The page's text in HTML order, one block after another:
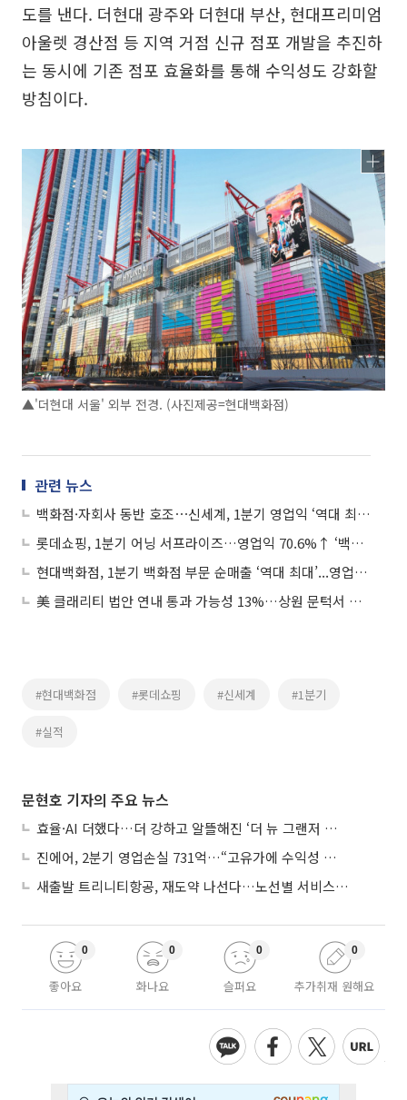
도를 낸다. 더현대 광주와 더현대 부산, 현대프리미엄
아울렛 경산점 등 지역 거점 신규 점포 개발을 추진하
는 동시에 기존 점포 효율화를 통해 수익성도 강화할
방침이다.
▲'더현대 서울' 외부 전경. (사진제공=현대백화점)
관련 뉴스
백화점·자회사 동반 호조⋯신세계, 1분기 영업익 ‘역대 최대’ 1978억원
롯데쇼핑, 1분기 어닝 서프라이즈…영업익 70.6%↑ ‘백화점 실적 사상 최대’
현대백화점, 1분기 백화점 부문 순매출 ‘역대 최대’...영업이익 39.7% 급증
美 클래리티 법안 연내 통과 가능성 13%…상원 문턱서 제동
#현대백화점 #롯데쇼핑 #신세계 #1분기
#실적
문현호 기자의 주요 뉴스
효율·AI 더했다…더 강하고 알뜰해진 ‘더 뉴 그랜저 하이브리드’
진에어, 2분기 영업손실 731억…“고유가에 수익성 악화”
새출발 트리니티항공, 재도약 나선다…노선별 서비스 차별화
좋아요
0
화나요
0
슬퍼요
0
추가취재 원해요
0